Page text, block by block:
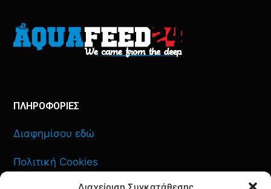
Διαχείριση Συγκατάθεσης
ΠΛΗΡΟΦΟΡΙΕΣ
Διαφημίσου εδώ
Πολιτική Cookies